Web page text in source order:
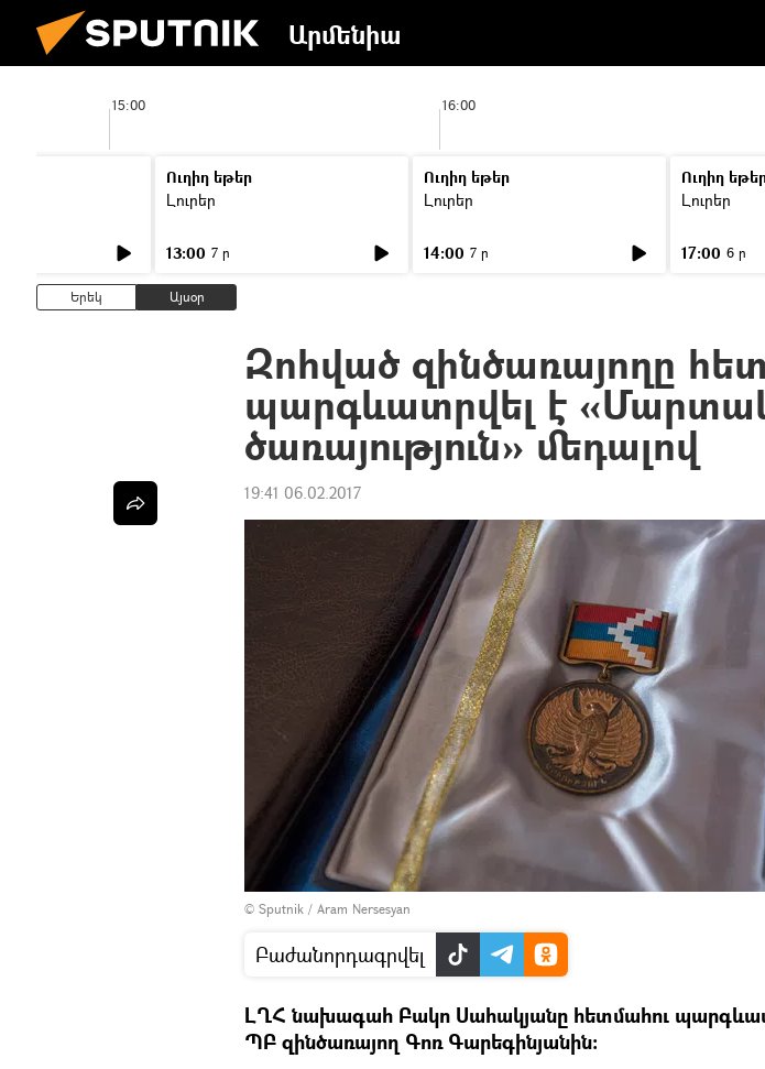
Արմենիա
15:00 16:00
Ուղիղ եթեր
Լուրեր
13:00 7 ր
Ուղիղ եթեր
Լուրեր
14:00 7 ր
Ուղիղ
Լուրեր
17:00 6 ր
Երեկ Այսօր
Զոհված զինծառայողը
պարգևատրվել է
ծառայություն» մեդալով
19:41 06.02.2017
© Sputnik / Aram Nersesyan
Բաժանորդագրվել
ԼՂՀ նախագահ Բակո Սահակյանը հետմահու
ՊԲ զինծառայող Գոռ Գարեգինյանին։